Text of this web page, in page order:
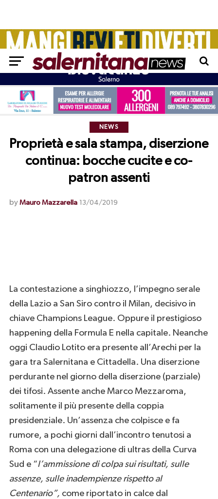
NEWS
Proprietà e sala stampa, diserzione
continua: bocche cucite e co-
patron assenti
by Mauro Mazzarella 13/04/2019
La contestazione a singhiozzo, l’impegno serale
della Lazio a San Siro contro il Milan, decisivo in
chiave Champions League. Oppure il prestigioso
happening della Formula E nella capitale. Neanche
oggi Claudio Lotito era presente all’Arechi per la
gara tra Salernitana e Cittadella. Una diserzione
perdurante nel giorno della diserzione (parziale)
dei tifosi. Assente anche Marco Mezzaroma,
solitamente il più presente della coppia
presidenziale. Un’assenza che colpisce e fa
rumore, a pochi giorni dall’incontro tenutosi a
Roma con una delegazione di ultras della Curva
Sud e “l’ammissione di colpa sui risultati, sulle
assenze, sulle inadempienze rispetto al
Centenario”, come riportato in calce dal